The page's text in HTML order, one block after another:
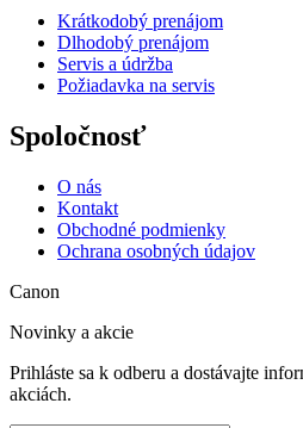
Krátkodobý prenájom
Dlhodobý prenájom
Servis a údržba
Požiadavka na servis
Spoločnosť
O nás
Kontakt
Obchodné podmienky
Ochrana osobných údajov
Canon
Novinky a akcie
Prihláste sa k odberu a dostávajte
akciách.